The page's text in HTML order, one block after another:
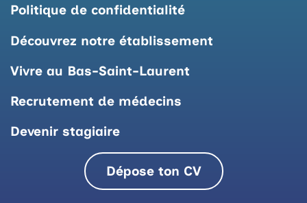
Politique de confidentialité
Découvrez notre établissement
Vivre au Bas-Saint-Laurent
Recrutement de médecins
Devenir stagiaire
Dépose ton CV